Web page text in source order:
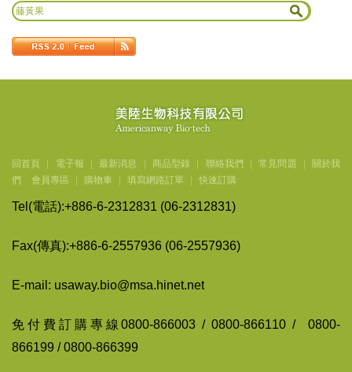
回首頁 電子報 最新消息 商品型錄 聯絡我們 常見問題
關於我
們
會員專區 購物車 填寫網路訂單 快速訂購
Tel(電話):+886-6-2312831 (06-2312831)
Fax(傳真):+886-6-2557936 (06-2557936)
E-mail: usaway.bio@msa.hinet.net
免付費訂購專線0800-866003 / 0800-866110 / 0800-
866199 / 0800-866399